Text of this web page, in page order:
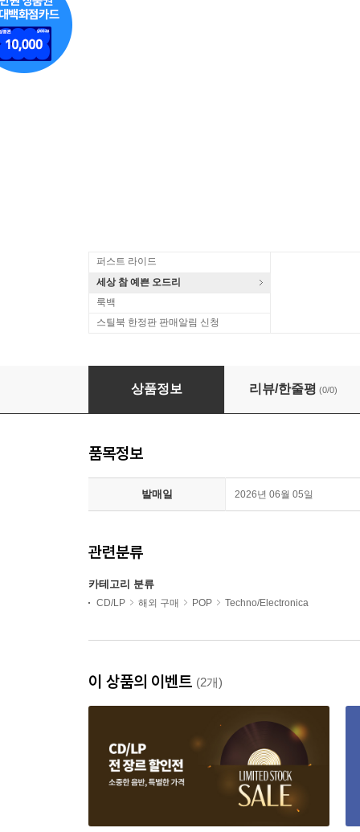
퍼스트 라이드
세상 참 예쁜 오드리
룩백
스틸북 한정판 판매알림 신청
DJ Seinfeld - If This Is It (CD)
상품정보 리뷰/한줄평 (0/0)
품목정보
발매일 2026년 06월 05일
관련분류
카테고리 분류
CD/LP 해외 구매 POP Techno/Electronica
이 상품의 이벤트 (2개)